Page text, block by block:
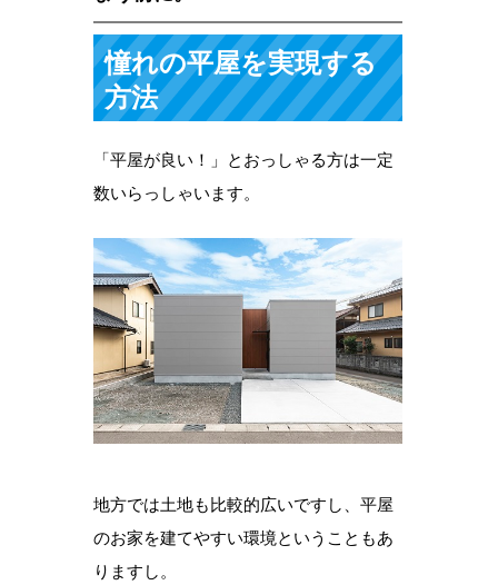
憧れの平屋を実現する
方法
「平屋が良い！」とおっしゃる方は一定
数いらっしゃいます。
地方では土地も比較的広いですし、平屋
のお家を建てやすい環境ということもあ
りますし。